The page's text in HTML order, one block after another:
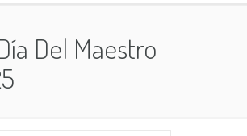
Del Maestro